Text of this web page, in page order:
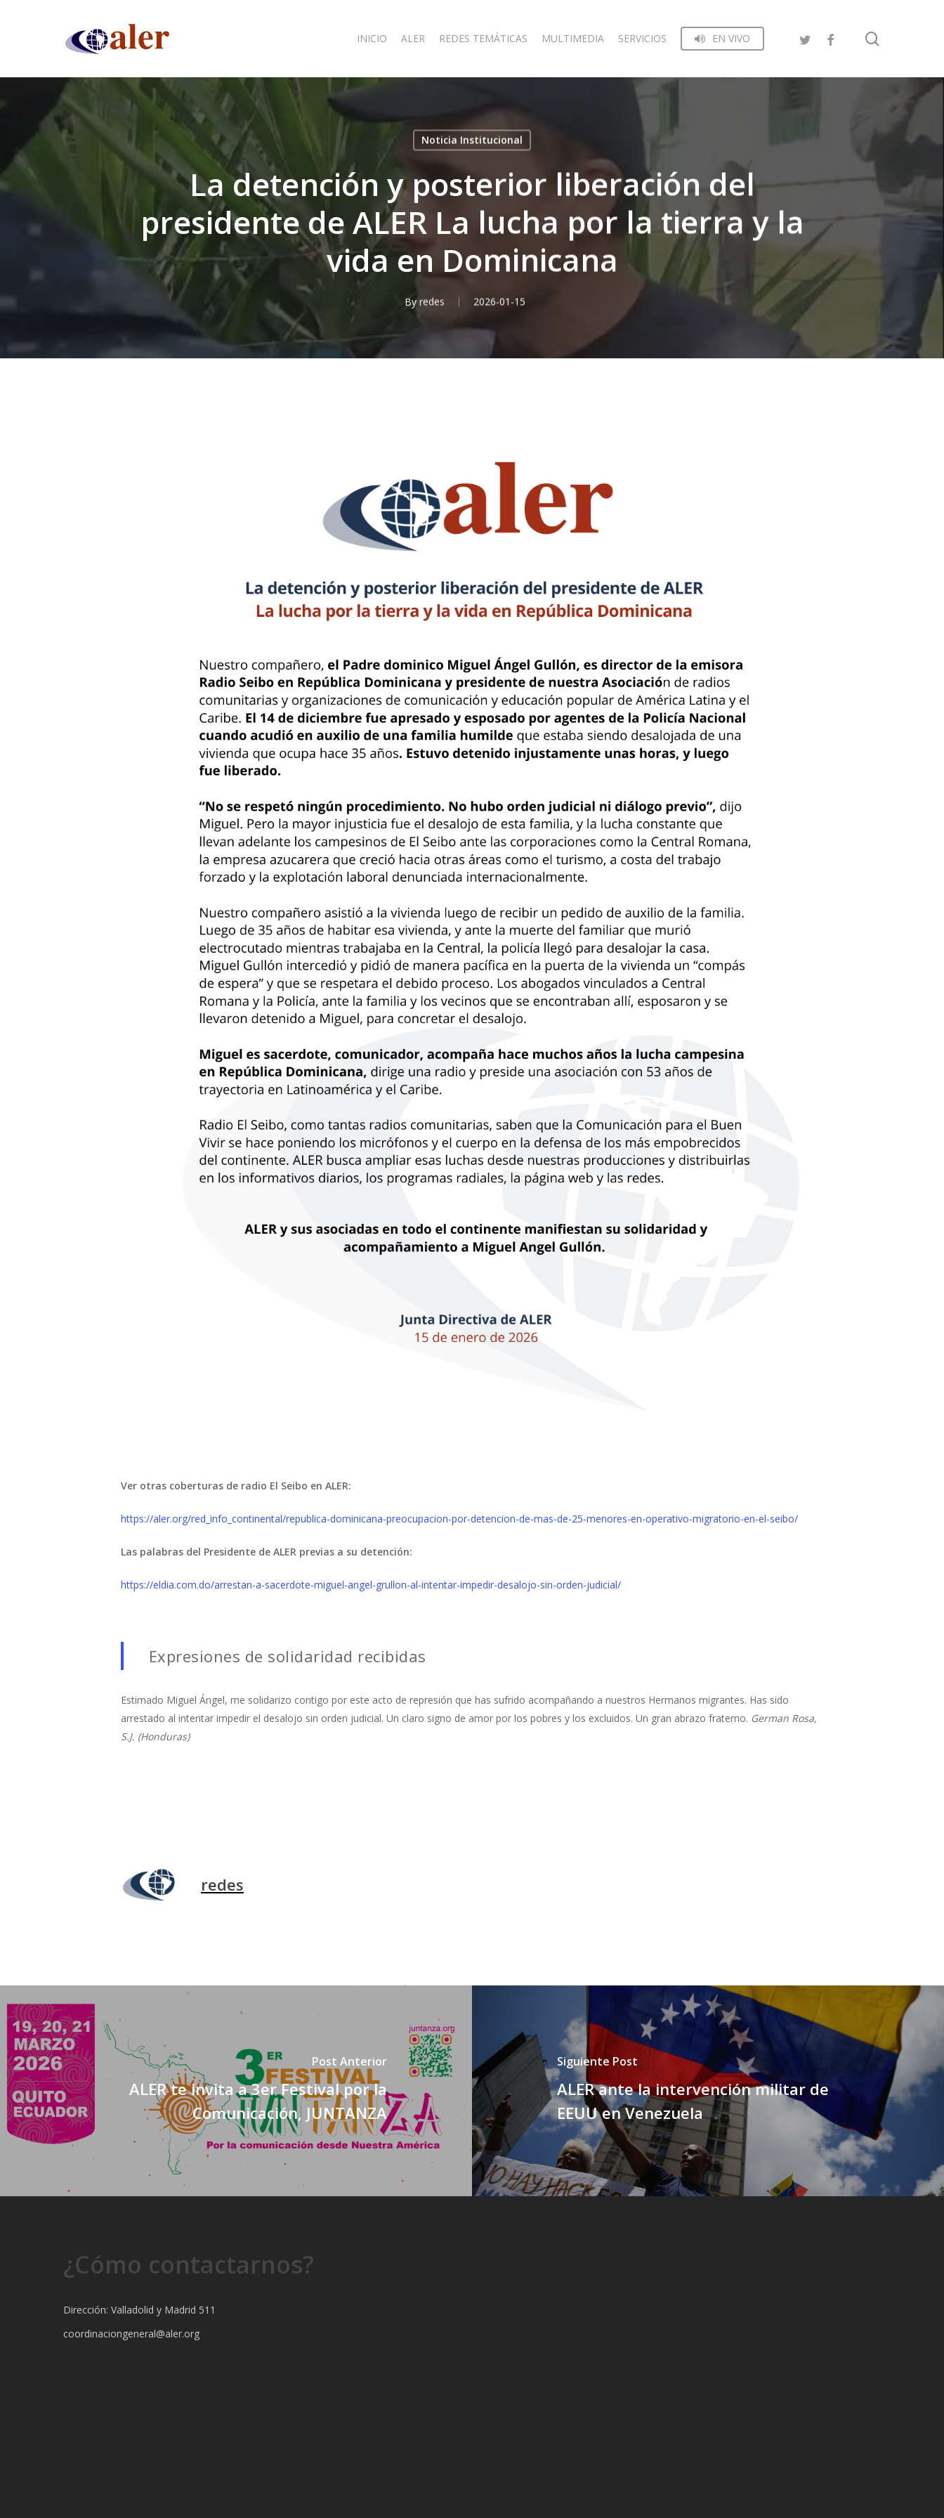
INICIO ALER REDES TEMÁTICAS MULTIMEDIA SERVICIOS EN VIVO
Noticia Institucional
La detención y posterior liberación del
presidente de ALER La lucha por la tierra y la
vida en Dominicana
By redes 2026-01-15
Ver otras coberturas de radio El Seibo en ALER:
https://aler.org/red_info_continental/republica-dominicana-preocupacion-por-detencion-de-mas-de-25-menores-en-operativo-migratorio-en-el-seibo/
Las palabras del Presidente de ALER previas a su detención:
https://eldia.com.do/arrestan-a-sacerdote-miguel-angel-grullon-al-intentar-impedir-desalojo-sin-orden-judicial/
Expresiones de solidaridad recibidas
Estimado Miguel Ángel, me solidarizo contigo por este acto de represión que has sufrido acompañando a nuestros Hermanos migrantes. Has sido
arrestado al intentar impedir el desalojo sin orden judicial. Un claro signo de amor por los pobres y los excluidos. Un gran abrazo fraterno. German Rosa,
S.J. (Honduras)
redes
Post Anterior
ALER te invita a 3er Festival por la
Comunicación, JUNTANZA
Siguiente Post
ALER ante la intervención militar de
EEUU en Venezuela
¿Cómo contactarnos?
Dirección: Valladolid y Madrid 511
coordinaciongeneral@aler.org